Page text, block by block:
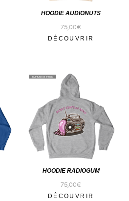
HOODIE AUDIONUTS
75,00€
DÉCOUVRIR
RUPTURE DE STOCK
HOODIE RADIOGUM
75,00€
DÉCOUVRIR